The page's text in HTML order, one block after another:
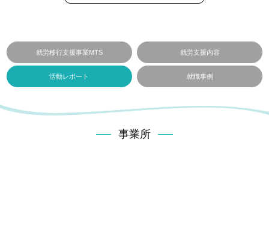
就労移行支援事業MTS 就労支援内容
活動レポート 就職事例
事業所